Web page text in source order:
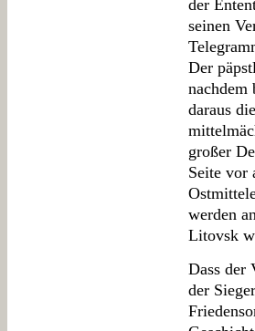
der
seinen
Der
nachdem
daraus
großer
Seite vor
werden
Litovsk
Dass der
der